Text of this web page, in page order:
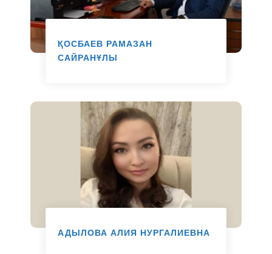
ҚОСБАЕВ РАМАЗАН
САЙРАНҰЛЫ
АДЫЛОВА АЛИЯ НУРГАЛИЕВНА